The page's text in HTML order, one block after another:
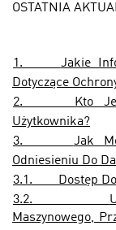
OSTATNIA
1.
Jakie
Dotyczące
2.
Kto
Użytkownika?
3.
Jak
Odniesieniu Do
3.1.
Dostęp
3.2.
Maszynowego,